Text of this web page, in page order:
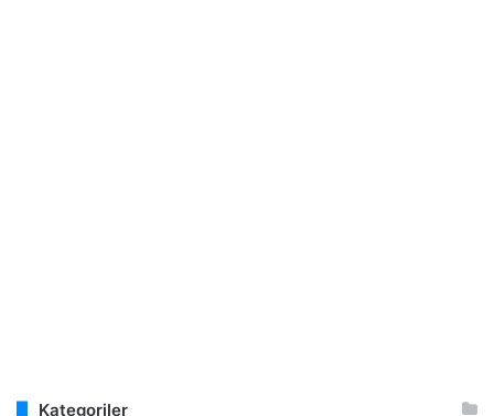
Kategoriler